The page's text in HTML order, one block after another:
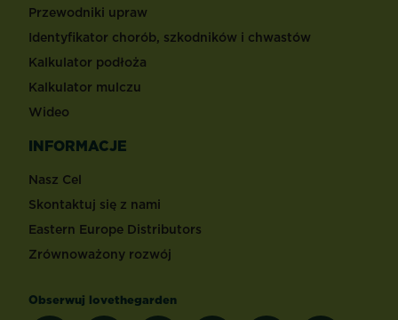
Przewodniki upraw
Identyfikator chorób, szkodników i chwastów
Kalkulator podłoża
Kalkulator mulczu
Wideo
INFORMACJE
Nasz Cel
Skontaktuj się z nami
Eastern Europe Distributors
Zrównoważony rozwój
Obserwuj lovethegarden